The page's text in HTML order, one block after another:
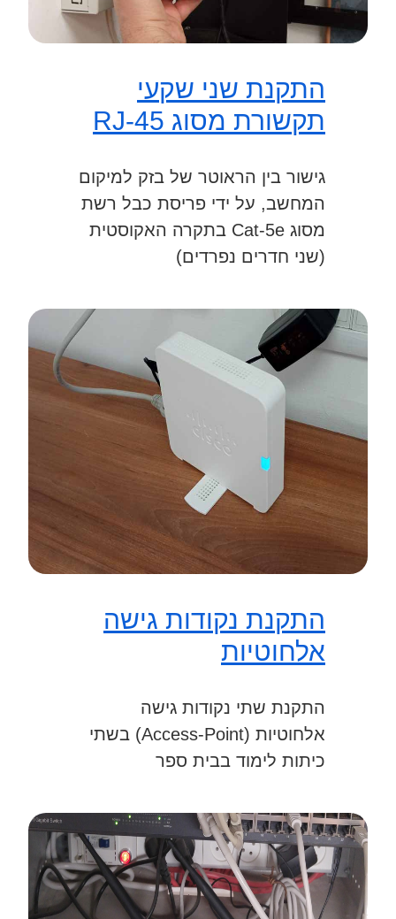
התקנת שני שקעי
תקשורת מסוג RJ-45
גישור בין הראוטר של בזק למיקום
המחשב, על ידי פריסת כבל רשת
מסוג Cat-5e בתקרה האקוסטית
(שני חדרים נפרדים)
התקנת נקודות גישה
אלחוטיות
התקנת שתי נקודות גישה
אלחוטיות (Access-Point) בשתי
כיתות לימוד בבית ספר